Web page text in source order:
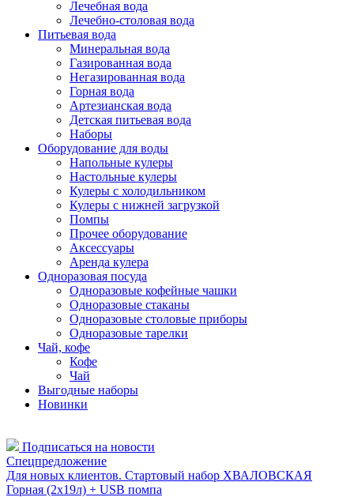
Лечебная вода
Лечебно-столовая вода
Питьевая вода
Минеральная вода
Газированная вода
Негазированная вода
Горная вода
Артезианская вода
Детская питьевая вода
Наборы
Оборудование для воды
Напольные кулеры
Настольные кулеры
Кулеры с холодильником
Кулеры с нижней загрузкой
Помпы
Прочее оборудование
Аксессуары
Аренда кулера
Одноразовая посуда
Одноразовые кофейные чашки
Одноразовые стаканы
Одноразовые столовые приборы
Одноразовые тарелки
Чай, кофе
Кофе
Чай
Выгодные наборы
Новинки
Подписаться на новости
Спецпредложение
Для новых клиентов. Стартовый набор ХВАЛОВСКАЯ
Горная (2х19л) + USB помпа